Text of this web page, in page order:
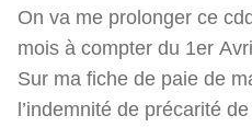
On va me prolonger ce
mois à compter du 1er
Sur ma fiche de paie de
l’indemnité de précarité